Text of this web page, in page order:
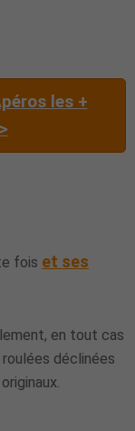
les +
fois et ses
en tout cas
déclinées